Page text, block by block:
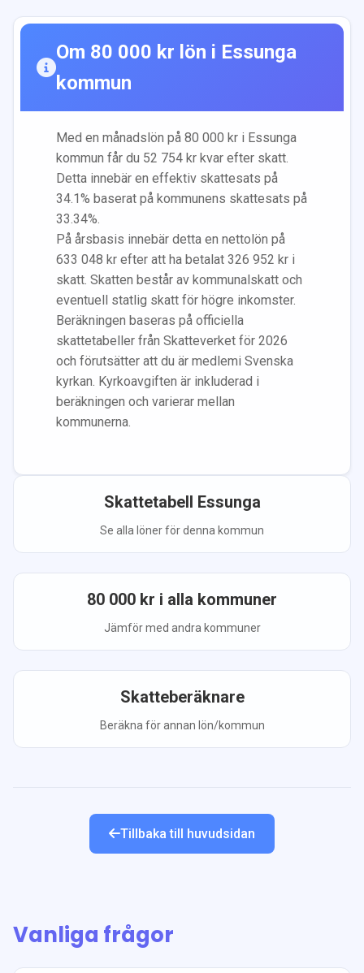
Om 80 000 kr lön i Essunga
kommun
Med en månadslön på 80 000 kr i Essunga
kommun får du 52 754 kr kvar efter skatt.
Detta innebär en effektiv skattesats på
34.1% baserat på kommunens skattesats på
33.34%.
På årsbasis innebär detta en nettolön på
633 048 kr efter att ha betalat 326 952 kr i
skatt. Skatten består av kommunalskatt och
eventuell statlig skatt för högre inkomster.
Beräkningen baseras på officiella
skattetabeller från Skatteverket för 2026
och förutsätter att du är medlemi Svenska
kyrkan. Kyrkoavgiften är inkluderad i
beräkningen och varierar mellan
kommunerna.
Skattetabell Essunga
Se alla löner för denna kommun
80 000 kr i alla kommuner
Jämför med andra kommuner
Skatteberäknare
Beräkna för annan lön/kommun
Tillbaka till huvudsidan
Vanliga frågor